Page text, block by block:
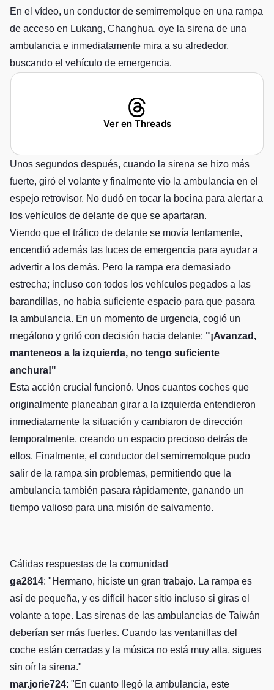
En el vídeo, un conductor de semirremolque en una rampa
de acceso en Lukang, Changhua, oye la sirena de una
ambulancia e inmediatamente mira a su alrededor,
buscando el vehículo de emergencia.
Ver en Threads
Unos segundos después, cuando la sirena se hizo más
fuerte, giró el volante y finalmente vio la ambulancia en el
espejo retrovisor. No dudó en tocar la bocina para alertar a
los vehículos de delante de que se apartaran.
Viendo que el tráfico de delante se movía lentamente,
encendió además las luces de emergencia para ayudar a
advertir a los demás. Pero la rampa era demasiado
estrecha; incluso con todos los vehículos pegados a las
barandillas, no había suficiente espacio para que pasara
la ambulancia. En un momento de urgencia, cogió un
megáfono y gritó con decisión hacia delante: "¡Avanzad,
manteneos a la izquierda, no tengo suficiente
anchura!"
Esta acción crucial funcionó. Unos cuantos coches que
originalmente planeaban girar a la izquierda entendieron
inmediatamente la situación y cambiaron de dirección
temporalmente, creando un espacio precioso detrás de
ellos. Finalmente, el conductor del semirremolque pudo
salir de la rampa sin problemas, permitiendo que la
ambulancia también pasara rápidamente, ganando un
tiempo valioso para una misión de salvamento.
Cálidas respuestas de la comunidad
ga2814: "Hermano, hiciste un gran trabajo. La rampa es
así de pequeña, y es difícil hacer sitio incluso si giras el
volante a tope. Las sirenas de las ambulancias de Taiwán
deberían ser más fuertes. Cuando las ventanillas del
coche están cerradas y la música no está muy alta, sigues
sin oír la sirena."
mar.jorie724: "En cuanto llegó la ambulancia, este